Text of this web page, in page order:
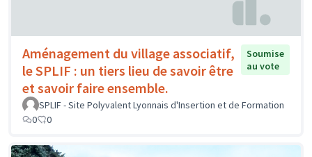
Aménagement du village associatif,
le SPLIF : un tiers lieu de savoir être
et savoir faire ensemble.
Soumise
au vote
SPLIF - Site Polyvalent Lyonnais d'Insertion et de Formation
0
0